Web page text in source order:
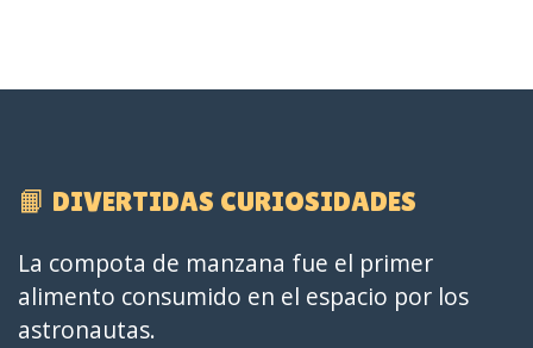
📙 DIVERTIDAS CURIOSIDADES
La compota de manzana fue el primer
alimento consumido en el espacio por los
astronautas.